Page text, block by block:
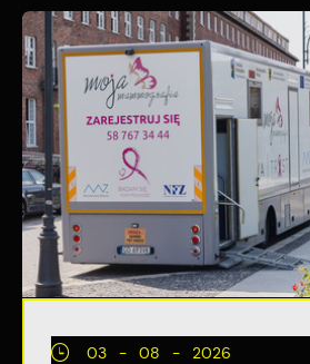
03 - 08 - 2026